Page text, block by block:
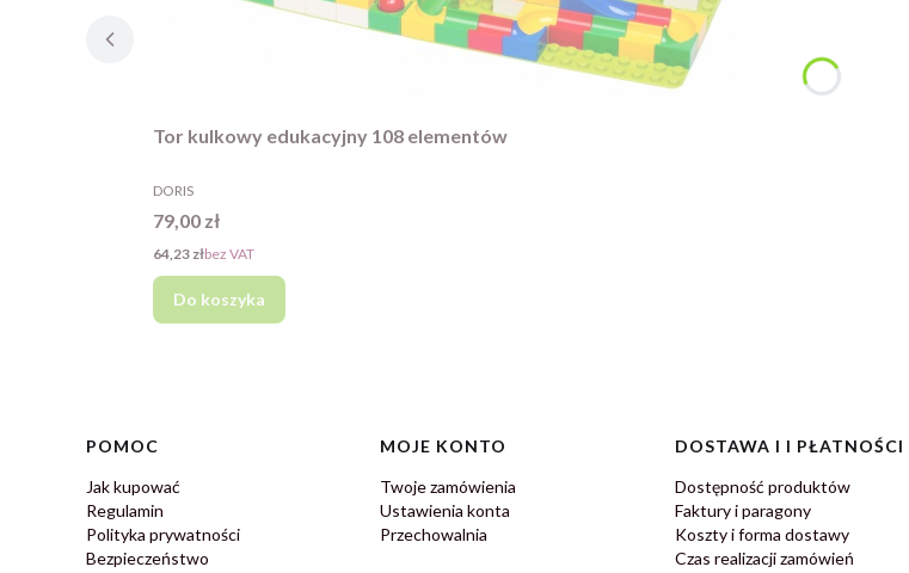
Tor kulkowy edukacyjny 108 elementów
PRODUCENT
DORIS
Cena
79,00 zł
Cena
64,23 złbez VAT
Do koszyka
Linki w stopce
POMOC
Jak kupować
Regulamin
Polityka prywatności
Bezpieczeństwo
MOJE KONTO
Twoje zamówienia
Ustawienia konta
Przechowalnia
DOSTAWA I I PŁATNOŚCI
Dostępność produktów
Faktury i paragony
Koszty i forma dostawy
Czas realizacji zamówień